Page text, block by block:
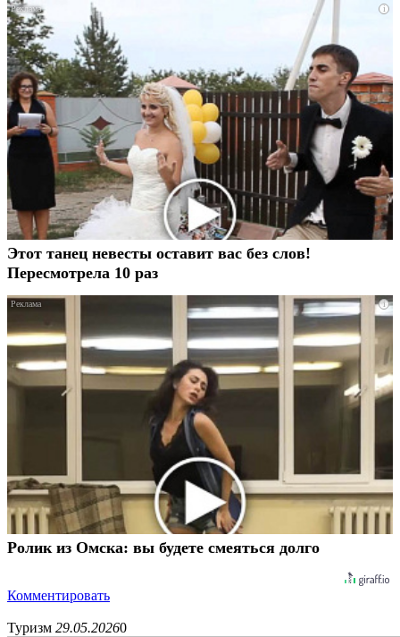
i
Этот танец невесты оставит вас без слов!
Пересмотрела 10 раз
i
Ролик из Омска: вы будете смеяться долго
Комментировать
Туризм 29.05.20260